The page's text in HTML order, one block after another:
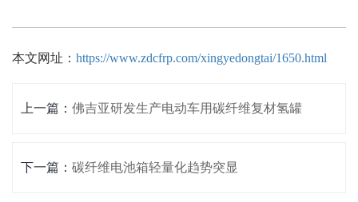
本文网址： https://www.zdcfrp.com/xingyedongtai/1650.html
上一篇： 佛吉亚研发生产电动车用碳纤维复材氢罐
下一篇： 碳纤维电池箱轻量化趋势突显